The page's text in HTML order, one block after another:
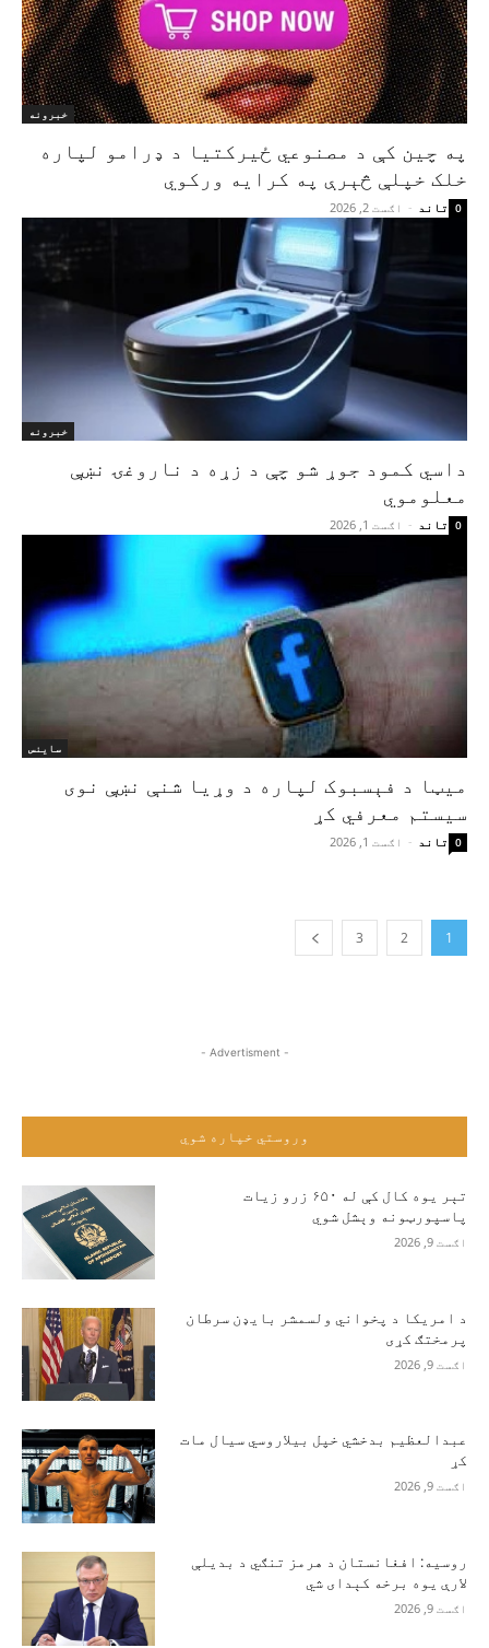
خبرونه
په چین کې د مصنوعي ځیرکتیا د ډرامو لپاره
خلک خپلې څېرې په کرایه ورکوي
تاند - اګست 2, 2026 0
خبرونه
داسي کمود جوړ شو چې د زړه د ناروغۍ نښې
معلوموي
تاند - اګست 1, 2026 0
ساینس
میټا د فېسبوک لپاره د وړیا شنې نښې نوی
سیستم معرفي کړ
تاند - اګست 1, 2026 0
1
2
3
- Advertisment -
وروستي خپاره شوي
تېر یوه کال کې له ۶۵۰ زرو زیات
پاسپورټونه وېشل شوي
اګست 9, 2026
د امریکا د پخواني ولسمشر بایډن سرطان
پرمختګ کړی
اګست 9, 2026
عبدالعظیم بدخشي خپل بیلاروسي سیال مات
کړ
اګست 9, 2026
روسیه: افغانستان د هرمز تنګي د بدیلې
لارې یوه برخه کېدای شي
اګست 9, 2026